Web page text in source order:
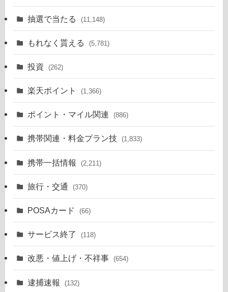
抽選で当たる (11,148)
もれなく貰える (5,781)
投資 (262)
楽天ポイント (1,366)
ポイント・マイル関連 (886)
携帯関連・料金プラン技 (1,833)
携帯一括情報 (2,211)
旅行・交通 (370)
POSAカード (66)
サービス終了 (118)
改悪・値上げ・不祥事 (654)
逮捕速報 (132)